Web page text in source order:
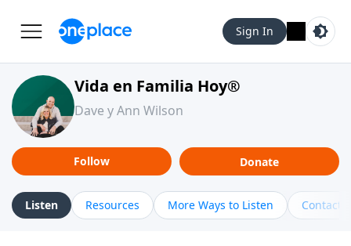
Sign In
Vida en Familia Hoy®
Dave y Ann Wilson
Follow Donate
Listen Resources More Ways to Listen Contact